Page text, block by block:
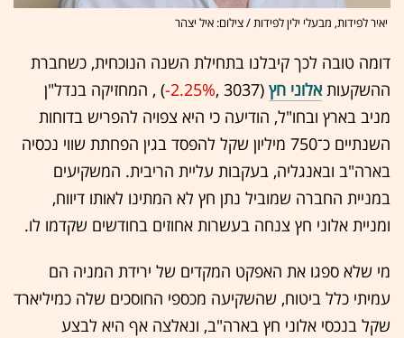
יאיר לפידות, מבעלי ילין לפידות / צילום: איל יצהר
דומה טובה לכך קיבלנו בתחילת השנה הנוכחית, כשחברת
ההשקעותאלוני חץ (3037 ,‎
-2.25%‏) , המחזיקה בנדל"ן
מניב בארץ ובחו"ל, הודיעה כי היא צפויה להפריש בדוחות
השנתיים כ־750 מיליון שקל להפסד בגין הפחתת שווי נכסיה
בארה"ב ובאנגליה, בעקבות עליית הריבית. המשקיעים
במניית החברה שמוביל נתן חץ לא המתינו לאותו דיווח,
ומניית אלוני חץ צנחה בעשרות אחוזים בחודשים שקדמו לו.
מי שלא ספגו את האפקט המקדים של ירידת המניה הם
עמיתי כלל ביטוח, שהשקיעה מכספי החוסכים שלה כמיליארד
שקל בנכסי אלוני חץ בארה"ב, ונאלצה אף היא לבצע